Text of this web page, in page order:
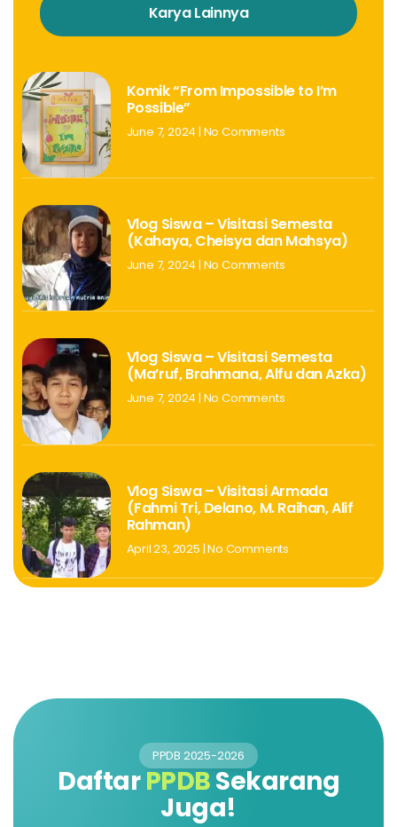
Karya Lainnya
Komik “From Impossible to I’m
Possible”
June 7, 2024 No Comments
Vlog Siswa – Visitasi Semesta
(Kahaya, Cheisya dan Mahsya)
June 7, 2024 No Comments
Vlog Siswa – Visitasi Semesta
(Ma’ruf, Brahmana, Alfu dan Azka)
June 7, 2024 No Comments
Vlog Siswa – Visitasi Armada
(Fahmi Tri, Delano, M. Raihan, Alif
Rahman)
April 23, 2025 No Comments
PPDB 2025-2026
DaftarPPDBSekarang
Juga!